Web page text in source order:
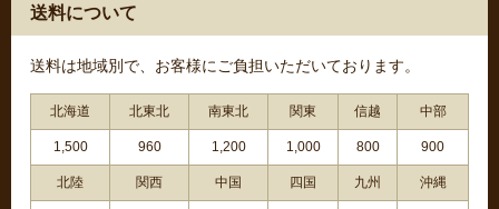
送料について
送料は地域別で、お客様にご負担いただいております。
北海道 北東北 南東北 関東 信越 中部
1,500 960 1,200 1,000 800 900
北陸 関西 中国 四国 九州 沖縄